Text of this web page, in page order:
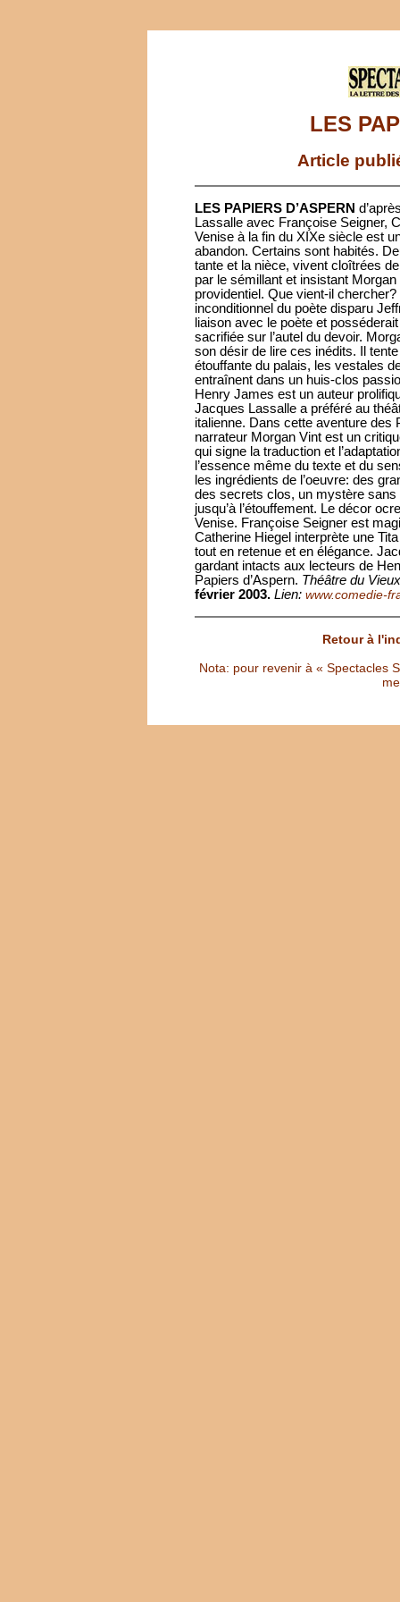
LES
Article
LES PAPIERS D’ASPERN
Lassalle avec Françoise Seigner,
Venise à la fin du XIXe siècle est
abandon. Certains sont habités.
tante et la nièce, vivent cloîtrées
par le sémillant et insistant
providentiel. Que vient-il
inconditionnel du poète disparu
liaison avec le poète et
sacrifiée sur l’autel du devoir.
son désir de lire ces inédits. Il tente
étouffante du palais, les vestales
entraînent dans un huis-clos
Henry James est un auteur
Jacques Lassalle a préféré au
italienne. Dans cette aventure des
narrateur Morgan Vint est un
qui signe la traduction et
l’essence même du texte et du
les ingrédients de l’oeuvre: des
des secrets clos, un mystère
jusqu’à l’étouffement. Le décor
Venise. Françoise Seigner est
Catherine Hiegel interprète une
tout en retenue et en élégance.
gardant intacts aux lecteurs de
Papiers d’Aspern. Théâtre du
février 2003. Lien: www.comedie-
Retour à
Nota: pour revenir à « Spectacles